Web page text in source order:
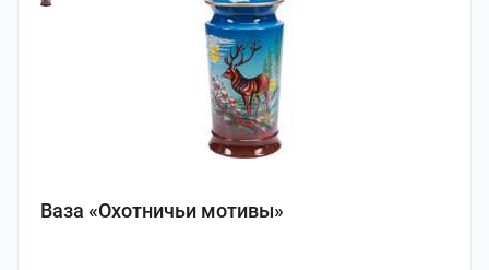
Ваза «Охотничьи мотивы»